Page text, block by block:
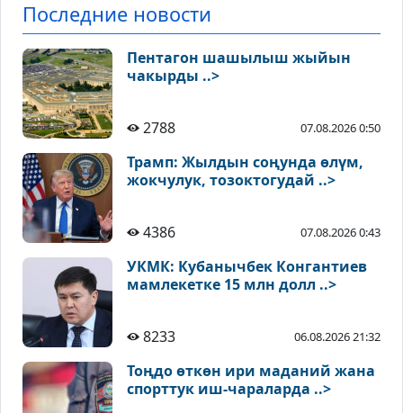
Последние новости
Пентагон шашылыш жыйын
чакырды ..>
2788 07.08.2026 0:50
Трамп: Жылдын соңунда өлүм,
жокчулук, тозоктогудай ..>
4386 07.08.2026 0:43
УКМК: Кубанычбек Конгантиев
мамлекетке 15 млн долл ..>
8233 06.08.2026 21:32
Тоңдо өткөн ири маданий жана
спорттук иш-чараларда ..>